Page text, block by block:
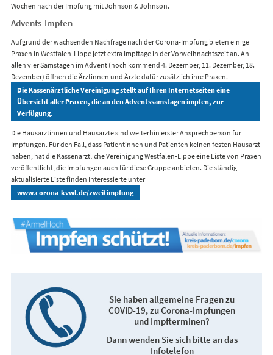
Wochen nach der Impfung mit Johnson & Johnson.
Advents-Impfen
Aufgrund der wachsenden Nachfrage nach der Corona-Impfung bieten einige
Praxen in Westfalen-Lippe jetzt extra Impftage in der Vorweihnachtszeit an. An
allen vier Samstagen im Advent (noch kommend 4. Dezember, 11. Dezember, 18.
Dezember) öffnen die Ärztinnen und Ärzte dafür zusätzlich ihre Praxen.
Die Kassenärztliche Vereinigung stellt auf Ihren Internetseiten eine
Übersicht aller Praxen, die an den Adventssamstagen impfen, zur
Verfügung.
Die Hausärztinnen und Hausärzte sind weiterhin erster Ansprechperson für
Impfungen. Für den Fall, dass Patientinnen und Patienten keinen festen Hausarzt
haben, hat die Kassenärztliche Vereinigung Westfalen-Lippe eine Liste von Praxen
veröffentlicht, die Impfungen auch für diese Gruppe anbieten. Die ständig
aktualisierte Liste finden Interessierte unter
www.corona-kvwl.de/zweitimpfung
Sie haben allgemeine Fragen zu
COVID-19, zu Corona-Impfungen
und Impfterminen?
Dann wenden Sie sich bitte an das
Infotelefon